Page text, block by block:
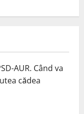
AUR. Când va
cădea